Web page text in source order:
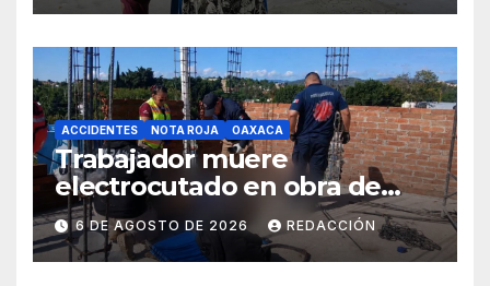
ACCIDENTES NOTA ROJA OAXACA
Trabajador muere
electrocutado en obra de
Soledad Etla; dos jóvenes
resultan gravemente
lesionados
6 DE AGOSTO DE 2026 REDACCIÓN